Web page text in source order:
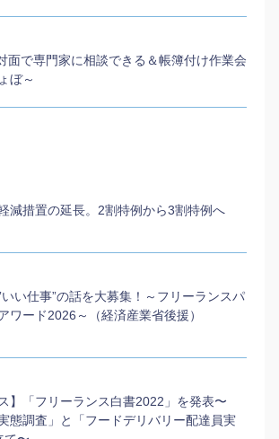
で専門家に相談できる＆帳簿付け作業会
ぼ～
減措置の延長。2割特例から3割特例へ
い仕事”の話を大募集！～フリーランスパ
ワード2026～（経済産業省後援）
】「フリーランス白書2022」を発表〜
態調査」と「フードデリバリー配達員実